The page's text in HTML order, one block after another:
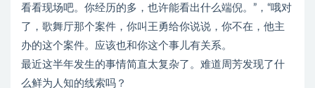
看看现场吧。你经历的多，也许能看出什么端倪。”，“哦对
了，歌舞厅那个案件，你叫王勇给你说说，你不在，他主
办的这个案件。应该也和你这个事儿有关系。
最近这半年发生的事情简直太复杂了。难道周芳发现了什
么鲜为人知的线索吗？